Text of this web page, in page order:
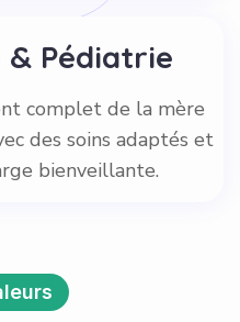
Pédiatrie
complet de la mère
des soins adaptés et
bienveillante.